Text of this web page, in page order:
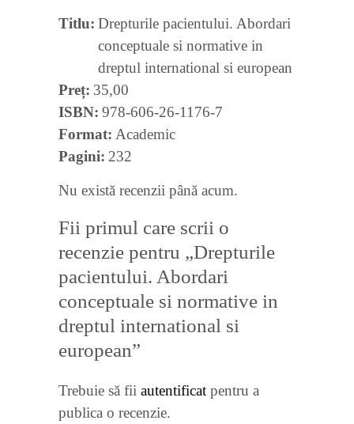
Titlu Drepturile pacientului. Abordari
conceptuale si normative in
dreptul international si european
Preț 35,00
ISBN 978-606-26-1176-7
Format Academic
Pagini 232
Nu există recenzii până acum.
Fii primul care scrii o
recenzie pentru „Drepturile
pacientului. Abordari
conceptuale si normative in
dreptul international si
european”
Trebuie să fii autentificat pentru a
publica o recenzie.